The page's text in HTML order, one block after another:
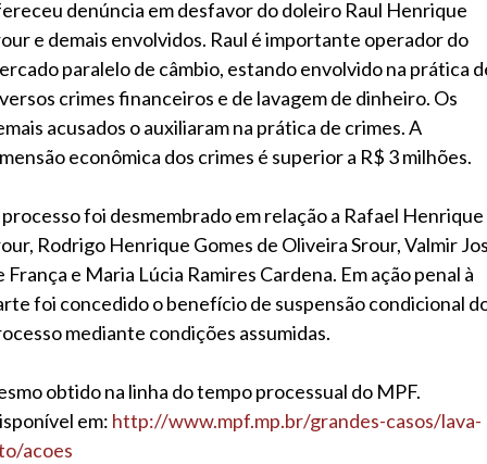
denúncia em desfavor do doleiro Raul Henrique
e demais envolvidos. Raul é importante operador do
paralelo de câmbio, estando envolvido na prática
crimes financeiros e de lavagem de dinheiro. Os
acusados o auxiliaram na prática de crimes. A
econômica dos crimes é superior a R$ 3 milhões.
foi desmembrado em relação a Rafael Henrique
Rodrigo Henrique Gomes de Oliveira Srour, Valmir
França e Maria Lúcia Ramires Cardena. Em ação penal à
foi concedido o benefício de suspensão condicional
mediante condições assumidas.
obtido na linha do tempo processual do MPF.
em: http://www.mpf.mp.br/grandes-casos/lava-
acoes